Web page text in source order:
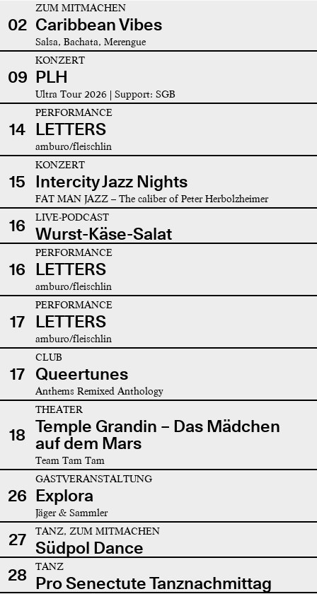
02
ZUM MITMACHEN
Caribbean Vibes
Salsa, Bachata, Merengue
09
KONZERT
PLH
Ultra Tour 2026 | Support: SGB
14
PERFORMANCE
LETTERS
amburo/fleischlin
15
KONZERT
Intercity Jazz Nights
FAT MAN JAZZ – The caliber of Peter Herbolzheimer
16 LIVE-PODCAST
Wurst-Käse-Salat
16
PERFORMANCE
LETTERS
amburo/fleischlin
17
PERFORMANCE
LETTERS
amburo/fleischlin
17
CLUB
Queertunes
Anthems Remixed Anthology
18
THEATER
Temple Grandin – Das Mädchen
auf dem Mars
Team Tam Tam
26
GASTVERANSTALTUNG
Explora
Jäger & Sammler
27 TANZ, ZUM MITMACHEN
Südpol Dance
28
TANZ
Pro Senectute Tanznachmittag